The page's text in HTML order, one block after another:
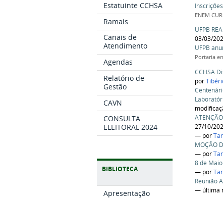
Estatuinte CCHSA
Ramais
Canais de
Atendimento
Agendas
Relatório de
Gestão
CAVN
CONSULTA
ELEITORAL 2024
BIBLIOTECA
Apresentação
ENEM
UFPB
03/03/
UFPB
Portaria
CCHSA
por
27/10/
— por
MOÇÃO
— por
8 de
— por
Reunião
— última